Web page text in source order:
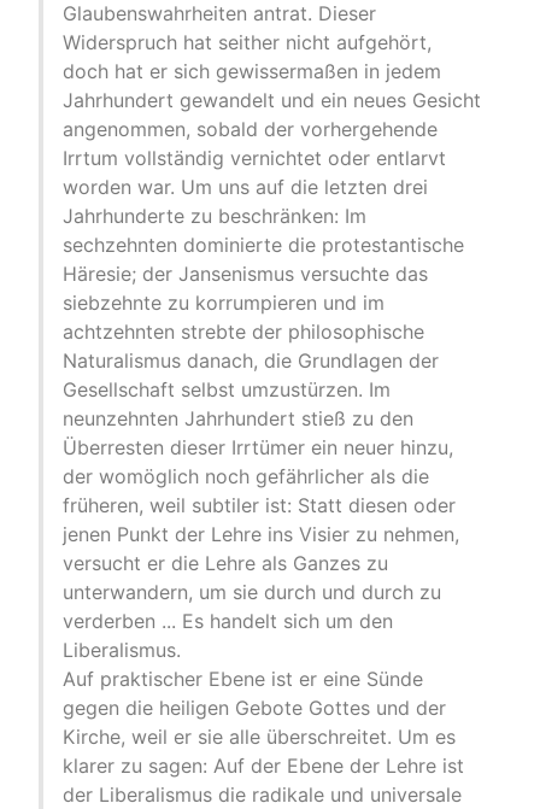
Glaubenswahrheiten antrat. Dieser
Widerspruch hat seither nicht aufgehört,
doch hat er sich gewissermaßen in jedem
Jahrhundert gewandelt und ein neues Gesicht
angenommen, sobald der vorhergehende
Irrtum vollständig vernichtet oder entlarvt
worden war. Um uns auf die letzten drei
Jahrhunderte zu beschränken: Im
sechzehnten dominierte die protestantische
Häresie; der Jansenismus versuchte das
siebzehnte zu korrumpieren und im
achtzehnten strebte der philosophische
Naturalismus danach, die Grundlagen der
Gesellschaft selbst umzustürzen. Im
neunzehnten Jahrhundert stieß zu den
Überresten dieser Irrtümer ein neuer hinzu,
der womöglich noch gefährlicher als die
früheren, weil subtiler ist: Statt diesen oder
jenen Punkt der Lehre ins Visier zu nehmen,
versucht er die Lehre als Ganzes zu
unterwandern, um sie durch und durch zu
verderben ... Es handelt sich um den
Liberalismus.
Auf praktischer Ebene ist er eine Sünde
gegen die heiligen Gebote Gottes und der
Kirche, weil er sie alle überschreitet. Um es
klarer zu sagen: Auf der Ebene der Lehre ist
der Liberalismus die radikale und universale